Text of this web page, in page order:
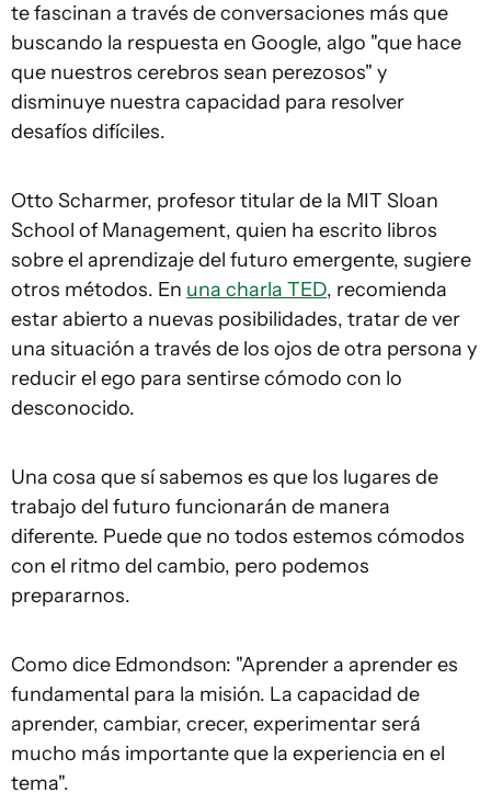
te fascinan a través de conversaciones más que
buscando la respuesta en Google, algo "que hace
que nuestros cerebros sean perezosos" y
disminuye nuestra capacidad para resolver
desafíos difíciles.
Otto Scharmer, profesor titular de la MIT Sloan
School of Management, quien ha escrito libros
sobre el aprendizaje del futuro emergente, sugiere
otros métodos. En una charla TED, recomienda
estar abierto a nuevas posibilidades, tratar de ver
una situación a través de los ojos de otra persona y
reducir el ego para sentirse cómodo con lo
desconocido.
Una cosa que sí sabemos es que los lugares de
trabajo del futuro funcionarán de manera
diferente. Puede que no todos estemos cómodos
con el ritmo del cambio, pero podemos
prepararnos.
Como dice Edmondson: "Aprender a aprender es
fundamental para la misión. La capacidad de
aprender, cambiar, crecer, experimentar será
mucho más importante que la experiencia en el
tema".